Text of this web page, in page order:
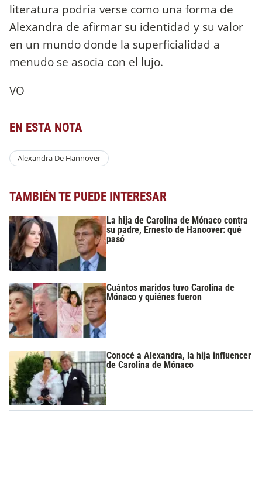
literatura podría verse como una forma de
Alexandra de afirmar su identidad y su valor
en un mundo donde la superficialidad a
menudo se asocia con el lujo.
VO
EN ESTA NOTA
Alexandra De Hannover
TAMBIÉN TE PUEDE INTERESAR
La hija de Carolina de Mónaco contra
su padre, Ernesto de Hanoover: qué
pasó
Cuántos maridos tuvo Carolina de
Mónaco y quiénes fueron
Conocé a Alexandra, la hija influencer
de Carolina de Mónaco